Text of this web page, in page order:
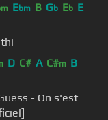
Ebm B Gb Eb E
D C# A C#m B
- On s'est